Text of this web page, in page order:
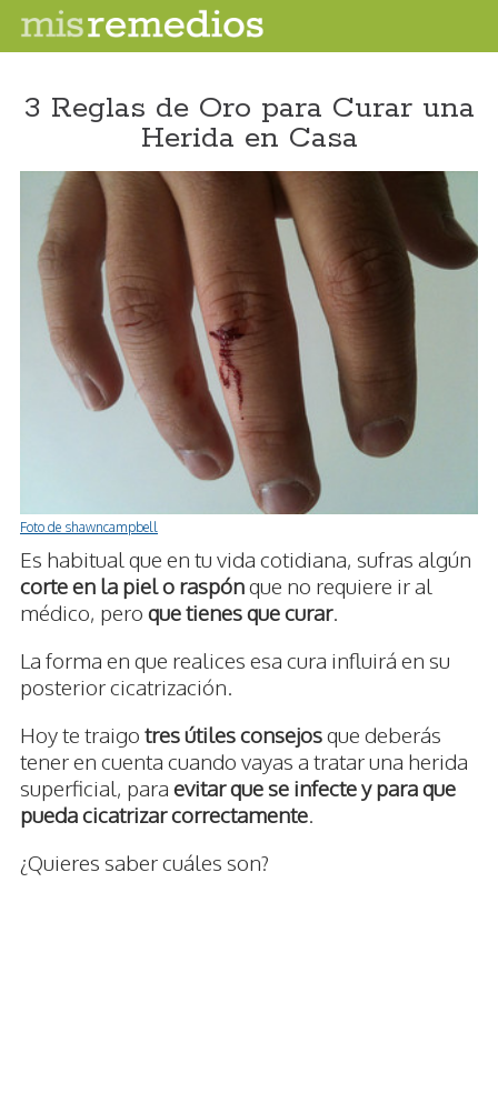
3 Reglas de Oro para Curar una
Herida en Casa
Foto de shawncampbell
Es habitual que en tu vida cotidiana, sufras algún
corte en la piel o raspónque no requiere ir al
médico, pero que tienes que curar.
La forma en que realices esa cura influirá en su
posterior cicatrización.
Hoy te traigo tres útiles consejosque deberás
tener en cuenta cuando vayas a tratar una herida
superficial, para evitar que se infecte y para que
pueda cicatrizar correctamente.
¿Quieres saber cuáles son?